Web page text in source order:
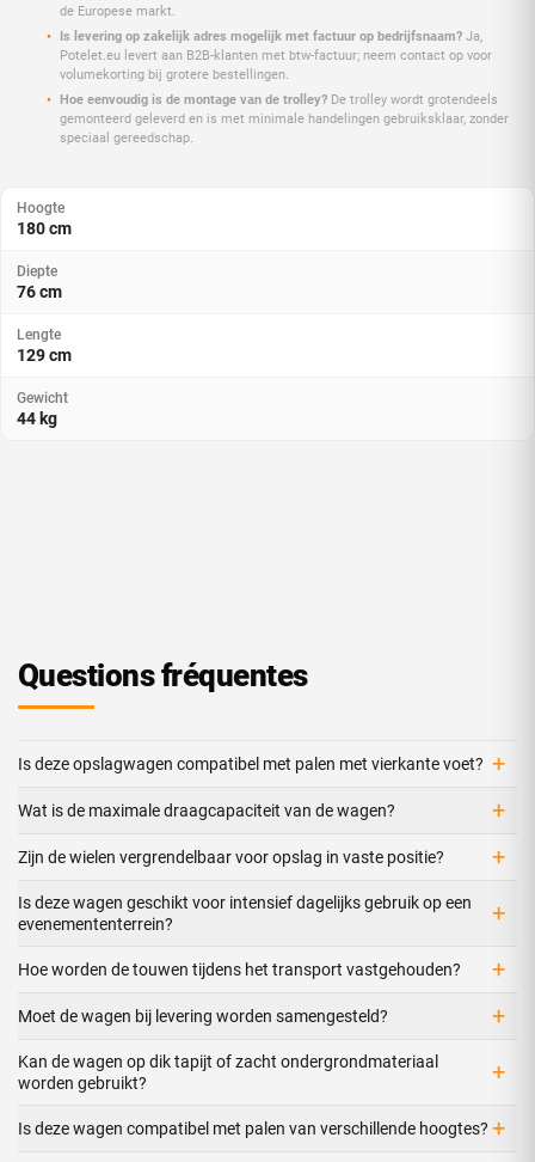
de Europese markt.
Is levering op zakelijk adres mogelijk met factuur op bedrijfsnaam? Ja,
Potelet.eu levert aan B2B-klanten met btw-factuur; neem contact op voor
volumekorting bij grotere bestellingen.
Hoe eenvoudig is de montage van de trolley? De trolley wordt grotendeels
gemonteerd geleverd en is met minimale handelingen gebruiksklaar, zonder
speciaal gereedschap.
Hoogte
180 cm
Diepte
76 cm
Lengte
129 cm
Gewicht
44 kg
Questions fréquentes
Is deze opslagwagen compatibel met palen met vierkante voet? +
Wat is de maximale draagcapaciteit van de wagen? +
Zijn de wielen vergrendelbaar voor opslag in vaste positie? +
Is deze wagen geschikt voor intensief dagelijks gebruik op een
evenemententerrein?
+
Hoe worden de touwen tijdens het transport vastgehouden? +
Moet de wagen bij levering worden samengesteld? +
Kan de wagen op dik tapijt of zacht ondergrondmateriaal
worden gebruikt?
+
Is deze wagen compatibel met palen van verschillende hoogtes? +